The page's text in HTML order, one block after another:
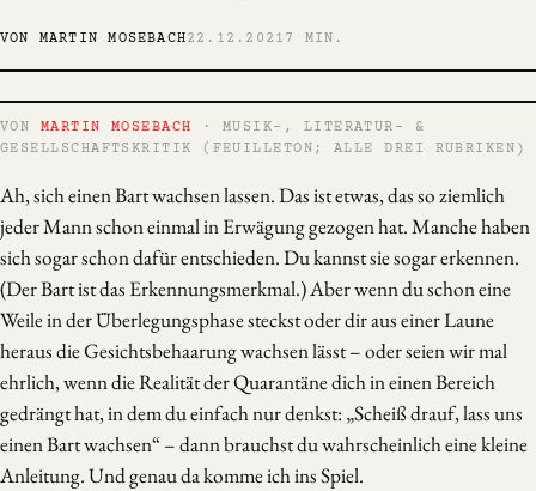
VON MARTIN MOSEBACH22.12.2021 7 MIN.
VON MARTIN MOSEBACH
· MUSIK-, LITERATUR- &
GESELLSCHAFTSKRITIK (FEUILLETON; ALLE DREI RUBRIKEN)
Ah, sich einen Bart wachsen lassen. Das ist etwas, das so ziemlich
jeder Mann schon einmal in Erwägung gezogen hat. Manche haben
sich sogar schon dafür entschieden. Du kannst sie sogar erkennen.
(Der Bart ist das Erkennungsmerkmal.) Aber wenn du schon eine
Weile in der Überlegungsphase steckst oder dir aus einer Laune
heraus die Gesichtsbehaarung wachsen lässt – oder seien wir mal
ehrlich, wenn die Realität der Quarantäne dich in einen Bereich
gedrängt hat, in dem du einfach nur denkst: „Scheiß drauf, lass uns
einen Bart wachsen“ – dann brauchst du wahrscheinlich eine kleine
Anleitung. Und genau da komme ich ins Spiel.